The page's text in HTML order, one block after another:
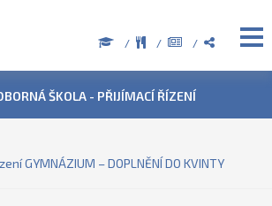
ÚŘEDNÍ HODINY V OBDOBÍ LETNÍCH
GYMNÁZIUM – DOPLNĚNÍ DO KVINTY